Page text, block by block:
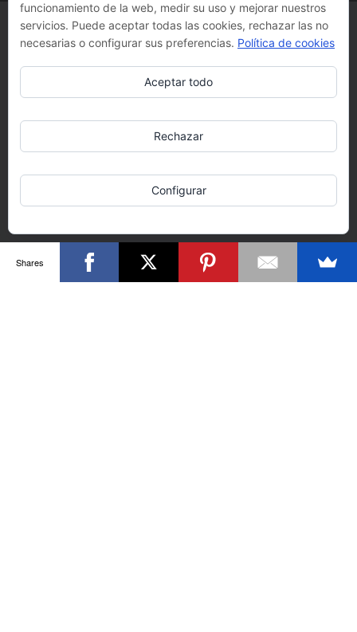
funcionamiento de la web, medir su uso y mejorar nuestros
servicios. Puede aceptar todas las cookies, rechazar las no
necesarias o configurar sus preferencias. Política de cookies
Aceptar todo
Rechazar
Configurar
Shares